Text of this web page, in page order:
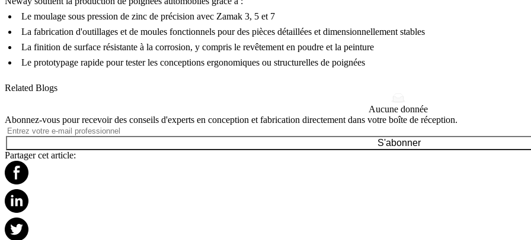
Le moulage sous pression de zinc de précision avec Zamak 3, 5 et 7
La fabrication d'outillages et de moules fonctionnels pour des pièces détaillées et dimensionnellement stables
La finition de surface résistante à la corrosion, y compris le revêtement en poudre et la peinture
Le prototypage rapide pour tester les conceptions ergonomiques ou structurelles de poignées
Related Blogs
Aucune donnée
Abonnez-vous pour recevoir des conseils d'experts en conception et fabrication directement dans votre boîte de réception.
S'abonner
Partager cet article: